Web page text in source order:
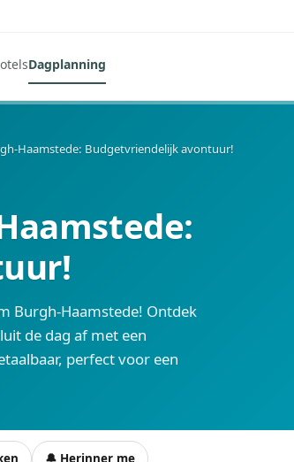
Dagplanning
Haamstede: Budgetvriendelijk avontuur!
Burgh-Haamstede! Ontdek
de dag af met een
perfect voor een
🔔 Herinner me